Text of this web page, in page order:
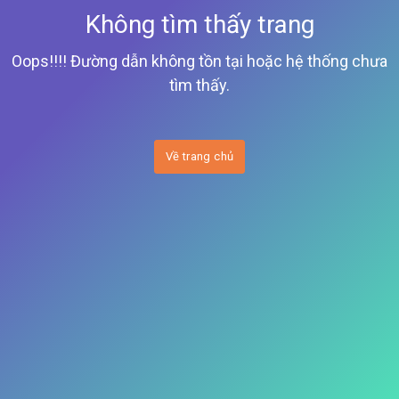
Không tìm thấy trang
Oops!!!! Đường dẫn không tồn tại hoặc hệ thống chưa
tìm thấy.
Về trang chủ